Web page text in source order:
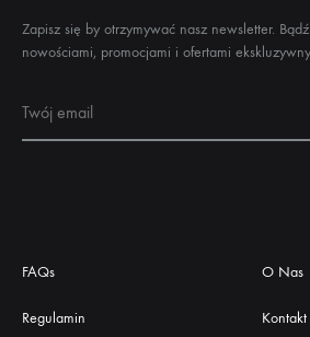
Zapisz się by otrzymywać nasz newsletter.
nowościami, promocjami i ofertami
FAQs
Regulamin
O Nas
Kontakt